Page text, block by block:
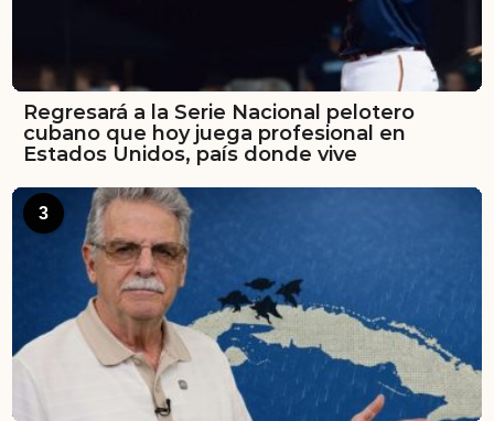
Regresará a la Serie Nacional pelotero
cubano que hoy juega profesional en
Estados Unidos, país donde vive
3